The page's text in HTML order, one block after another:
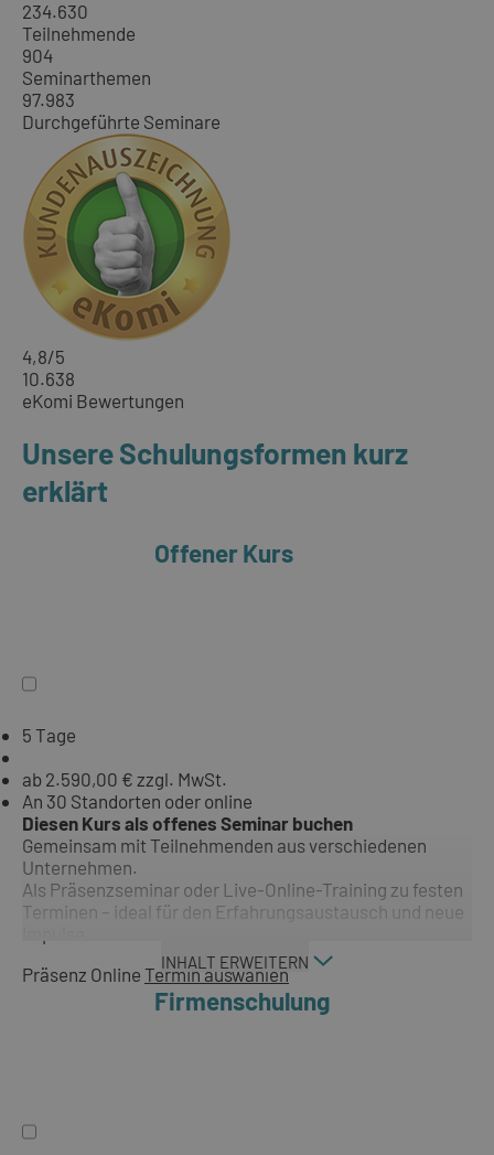
234.630
Teilnehmende
904
Seminarthemen
97.983
Durchgeführte Seminare
4,8/5
10.638
eKomi Bewertungen
Unsere Schulungsformen kurz
erklärt
Offener Kurs
5 Tage
ab 2.590,00 € zzgl. MwSt.
An 30 Standorten oder online
Diesen Kurs als offenes Seminar buchen
Gemeinsam mit Teilnehmenden aus verschiedenen
Unternehmen.
Als Präsenzseminar oder Live-Online-Training zu festen
Terminen – ideal für den Erfahrungsaustausch und neue
INHALT ERWEITERN
Präsenz Online Termin auswählen
Firmenschulung